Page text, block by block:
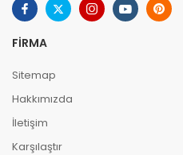
FIRMA
Sitemap
Hakkımızda
İletişim
Karşılaştır